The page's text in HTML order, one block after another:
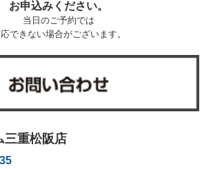
お申込みください。
当日のご予約では
できない場合がございます。
三重松阪店